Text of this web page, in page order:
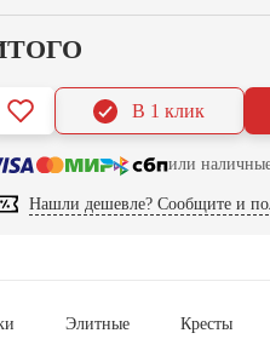
В 1 клик
или
Нашли дешевле? Сообщите и
Элитные Кресты